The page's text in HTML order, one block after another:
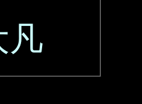
凡